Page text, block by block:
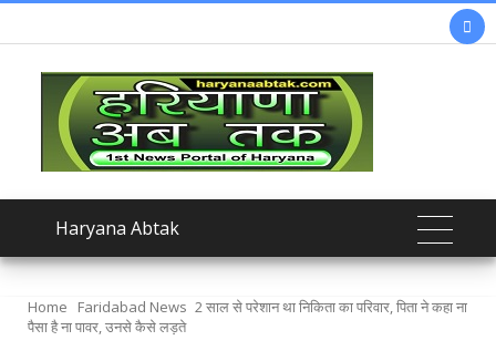

Haryana Abtak
Home Faridabad News 2 साल से परेशान था निकिता का परिवार, पिता ने कहा ना
पैसा है ना पावर, उनसे कैसे लड़ते